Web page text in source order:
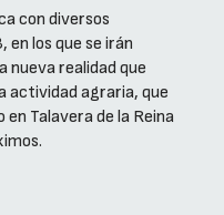
con diversos
en los que se irán
nueva realidad que
actividad agraria, que
Talavera de la Reina